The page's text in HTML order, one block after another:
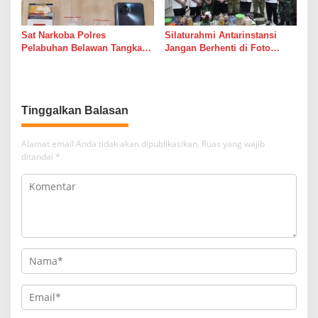
i
n
t
a
n
Sat Narkoba Polres
Pelabuhan Belawan Tangkap
Silaturahmi Antarinstansi
Jangan Berhenti di Foto
Tinggalkan Balasan
Alamat email Anda tidak akan dipublikasikan. Ruas yang wajib
ditandai *